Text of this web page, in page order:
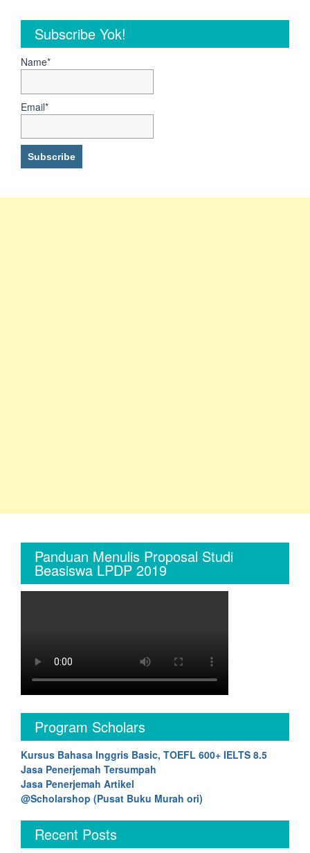
Subscribe Yok!
Name*
Email*
Panduan Menulis Proposal Studi
Beasiswa LPDP 2019
Program Scholars
Kursus Bahasa Inggris Basic, TOEFL 600+ IELTS 8.5
Jasa Penerjemah Tersumpah
Jasa Penerjemah Artikel
@Scholarshop (Pusat Buku Murah ori)
Recent Posts